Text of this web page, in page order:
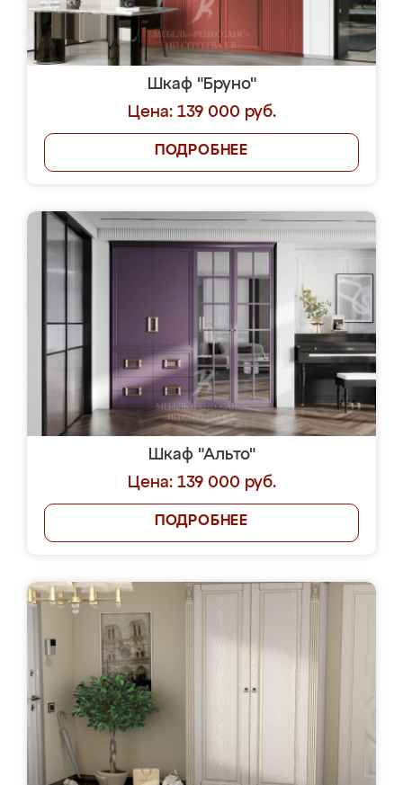
Шкаф "Бруно"
Цена: 139 000 руб.
ПОДРОБНЕЕ
Шкаф "Альто"
Цена: 139 000 руб.
ПОДРОБНЕЕ